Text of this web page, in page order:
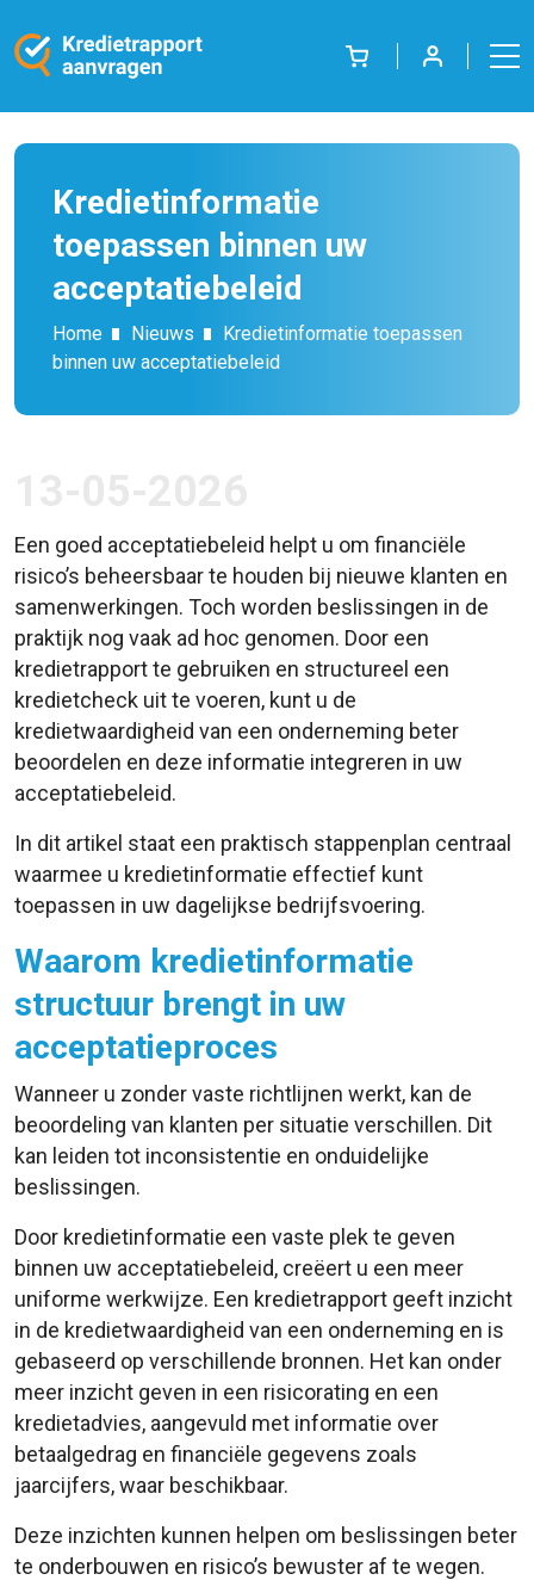
Kredietinformatie
toepassen binnen uw
acceptatiebeleid
Home Nieuws
Kredietinformatie toepassen
binnen uw acceptatiebeleid
Een goed acceptatiebeleid helpt u om financiële
risico’s beheersbaar te houden bij nieuwe klanten en
samenwerkingen. Toch worden beslissingen in de
praktijk nog vaak ad hoc genomen. Door een
kredietrapport te gebruiken en structureel een
kredietcheck uit te voeren, kunt u de
kredietwaardigheid van een onderneming beter
beoordelen en deze informatie integreren in uw
acceptatiebeleid.
In dit artikel staat een praktisch stappenplan centraal
waarmee u kredietinformatie effectief kunt
toepassen in uw dagelijkse bedrijfsvoering.
Waarom kredietinformatie
structuur brengt in uw
acceptatieproces
Wanneer u zonder vaste richtlijnen werkt, kan de
beoordeling van klanten per situatie verschillen. Dit
kan leiden tot inconsistentie en onduidelijke
beslissingen.
Door kredietinformatie een vaste plek te geven
binnen uw acceptatiebeleid, creëert u een meer
uniforme werkwijze. Een kredietrapport geeft inzicht
in de kredietwaardigheid van een onderneming en is
gebaseerd op verschillende bronnen. Het kan onder
meer inzicht geven in een risicorating en een
kredietadvies, aangevuld met informatie over
betaalgedrag en financiële gegevens zoals
jaarcijfers, waar beschikbaar.
Deze inzichten kunnen helpen om beslissingen beter
te onderbouwen en risico’s bewuster af te wegen.